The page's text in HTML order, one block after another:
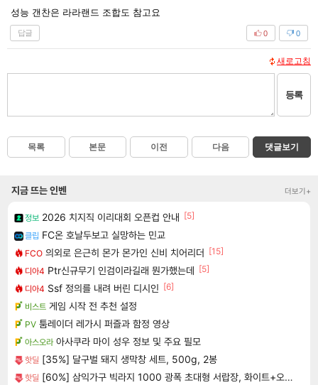
성능 갠찬은 라라랜드 조합도 참고요
답글 0
0
새로고침
등록
목록 본문 이전 다음 댓글보기
지금 뜨는 인벤 더보기+
정보 2026 치지직 이리대회 오픈컵 안내 [5]
클립 FC온 호날두보고 실망하는 민교
FCO 의외로 은근히 몬가 몬가인 신비 치어리더 [15]
디아4 Ptr신규무기 인검이라길래 뭔가했는데 [5]
디아4 Ssf 정의를 내려 버린 디시인 [6]
비스트 게임 시작 전 추천 설정
PV 툼레이더 레가시 퍼즐과 함정 영상
아스오라 아사쿠라 마이 성우 정보 및 주요 필모
핫딜 [35%] 달구벌 돼지 생막창 세트, 500g, 2봉
핫딜 [60%] 삼익가구 빅라지 1000 광폭 초대형 서랍장, 화이트+오크, 1000mm, 5단